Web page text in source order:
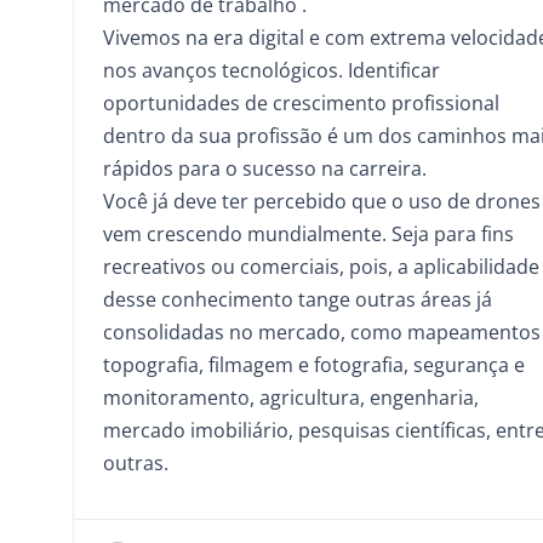
Vivemos na era digital e com extrema
nos avanços tecnológicos. Identificar
oportunidades de crescimento profissional
dentro da sua profissão é um dos caminhos
rápidos para o sucesso na carreira.
Você já deve ter percebido que o uso de drones
vem crescendo mundialmente. Seja para fins
recreativos ou comerciais, pois, a aplicabilidade
desse conhecimento tange outras áreas já
consolidadas no mercado, como
topografia, filmagem e fotografia, segurança e
monitoramento, agricultura, engenharia,
mercado imobiliário, pesquisas científicas,
outras.